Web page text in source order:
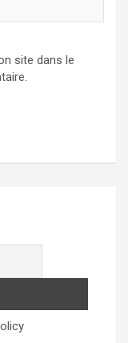
site dans le